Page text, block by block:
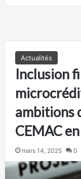
Actualités
Inclusion
ambitions
CEMAC
mars 14, 2025 0